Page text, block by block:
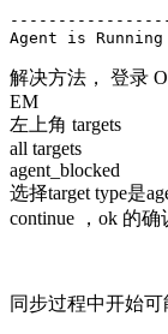
Agent is Running
解决方法， 登录
EM
左上角 targets
all targets
agent_blocked
选择target type是
continue ，ok 的
同步过程中开始